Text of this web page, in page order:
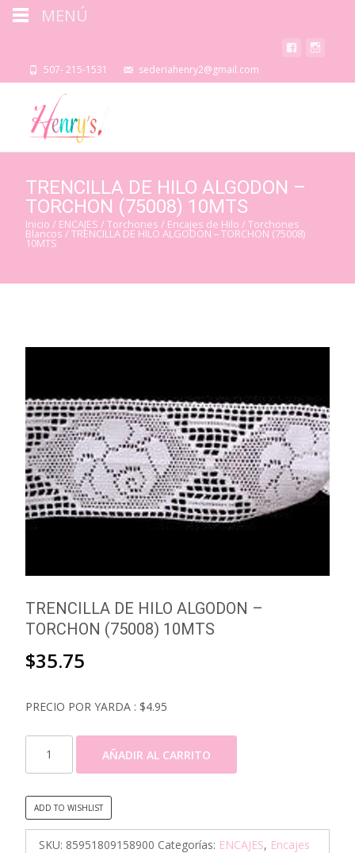
507- 215-1531 sederiahenry2@gmail.com
TRENCILLA DE HILO ALGODON –
TORCHON (75008) 10MTS
Inicio / ENCAJES /Torchones / Encajes de Hilo /Torchones
Blancos / TRENCILLA DE HILO ALGODON – TORCHON (75008)
10MTS
TRENCILLA DE HILO ALGODON –
TORCHON (75008) 10MTS
$35.75
PRECIO POR YARDA : $4.95
ALGODON
-
TORCHON
AÑADIR AL CARRITO
ADD TO WISHLIST
SKU: 85951809158900 Categorías: ENCAJES, Encajes
MENÚ